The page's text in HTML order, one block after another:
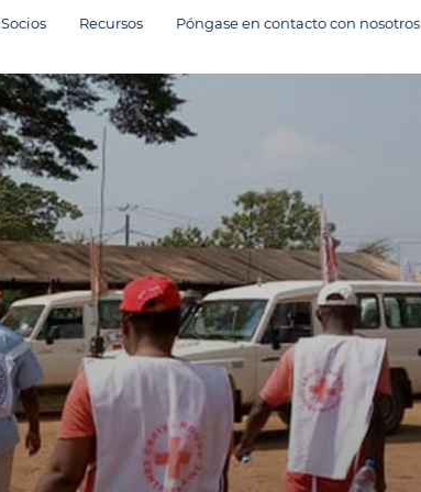
Socios Recursos Póngase en contacto con nosotros